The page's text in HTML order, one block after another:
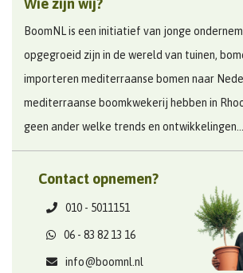
Wie zijn wij?
BoomNL is een initiatief van jonge
opgegroeid zijn in de wereld van tuinen,
importeren mediterraanse bomen naar
mediterraanse boomkwekerij hebben in
geen ander welke trends en ontwikkelingen...
Contact opnemen?
010 - 5011151
06 - 83 82 13 16
info@boomnl.nl